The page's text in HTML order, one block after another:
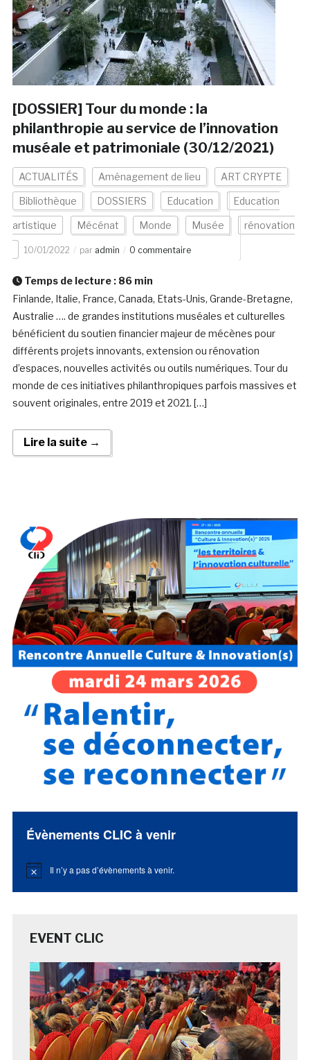
[DOSSIER] Tour du monde : la
philanthropie au service de l’innovation
muséale et patrimoniale (30/12/2021)
ACTUALITÉS Aménagement de lieu ART CRYPTE
Bibliothèque DOSSIERS Education Education
artistique Mécénat Monde Musée rénovation
10/01/2022 par admin 0 commentaire
Temps de lecture : 86 min
Finlande, Italie, France, Canada, Etats-Unis, Grande-Bretagne,
Australie …. de grandes institutions muséales et culturelles
bénéficient du soutien financier majeur de mécènes pour
différents projets innovants, extension ou rénovation
d’espaces, nouvelles activités ou outils numériques. Tour du
monde de ces initiatives philanthropiques parfois massives et
souvent originales, entre 2019 et 2021. […]
Lire la suite →
Évènements CLIC à venir
Notice Il n’y a pas d’évènements à venir.
EVENT CLIC